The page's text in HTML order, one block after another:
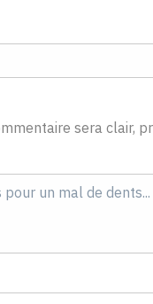
sera clair,